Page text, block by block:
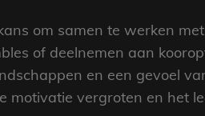
om samen te werken
of deelnemen aan
en een gevoel
vergroten en het